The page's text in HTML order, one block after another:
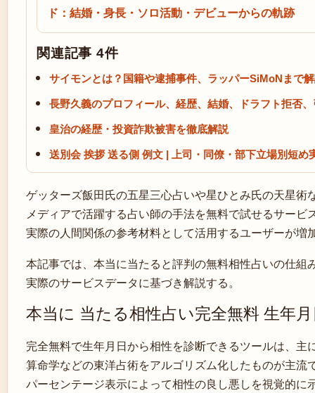
ド：結婚・身長・ソロ活動・デビューからの軌跡
関連記事 4件
サイモンとは？国籍や逮捕事件、ラッパーSiMoNまで
長野久義のプロフィール、経歴、結婚、ドラフト拒否
皇治の経歴・投資詐欺被害を徹底解説
送別会 挨拶 送る側 例文 | 上司・同僚・部下立場別短め
ゲッターズ飯田氏の五星三心占いや星ひとみ氏の天星術
メディアで活躍する占い師の手法を無料で試せるサー
実際の人間関係の参考材料として活用するユーザーが増
本記事では、本当に当たると評判の無料相性占いの仕
実際のサービスデータに基づき解説する。
本当に 当たる相性占い完全無料 生年
完全無料で生年月日から相性を診断できるツールは、主
算命学などの東洋占術をアルゴリズム化したものが主流
パーセンテージ表示によって相性の良し悪しを視覚的に